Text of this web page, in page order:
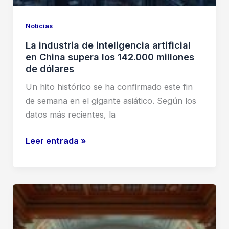
Noticias
La industria de inteligencia artificial
en China supera los 142.000 millones
de dólares
Un hito histórico se ha confirmado este fin
de semana en el gigante asiático. Según los
datos más recientes, la
La
inteligencia
en
China
Leer entrada »